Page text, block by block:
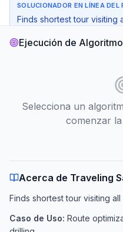
SOLUCIONADOR EN LÍNEA
Finds shortest tour visiting
Espacio:O(n × 2ⁿ)
Ejecución de Algoritmo
Selecciona un
comenzar
Acerca de Traveling
Finds shortest tour visiting
Caso de Uso: Route